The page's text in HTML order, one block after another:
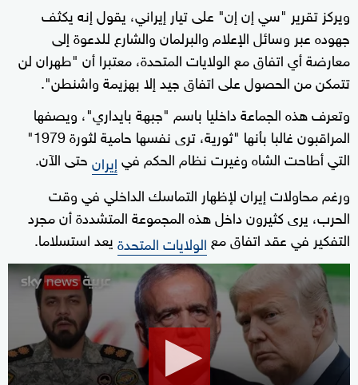
ويركز تقرير "سي إن إن" على تيار إيراني، يقول إنه يكثف
جهوده عبر وسائل الإعلام والبرلمان والشارع للدعوة إلى
معارضة أي اتفاق مع الولايات المتحدة، معتبرا أن "طهران لن
تتمكن من الحصول على اتفاق جيد إلا بهزيمة واشنطن".
وتعرف هذه الجماعة داخليا باسم "جبهة بايداري"، ويصفها
المراقبون غالبا بأنها "ثورية، ترى نفسها حامية لثورة 1979"
التي أطاحت الشاه وغيرت نظام الحكم فيإيرانحتى الآن.
ورغم محاولات إيران لإظهار التماسك الداخلي في وقت
الحرب، يرى كثيرون داخل هذه المجموعة المتشددة أن مجرد
التفكير في عقد اتفاق مع الولايات المتحدةيعد استسلاما.
0
seconds
minutes,
11